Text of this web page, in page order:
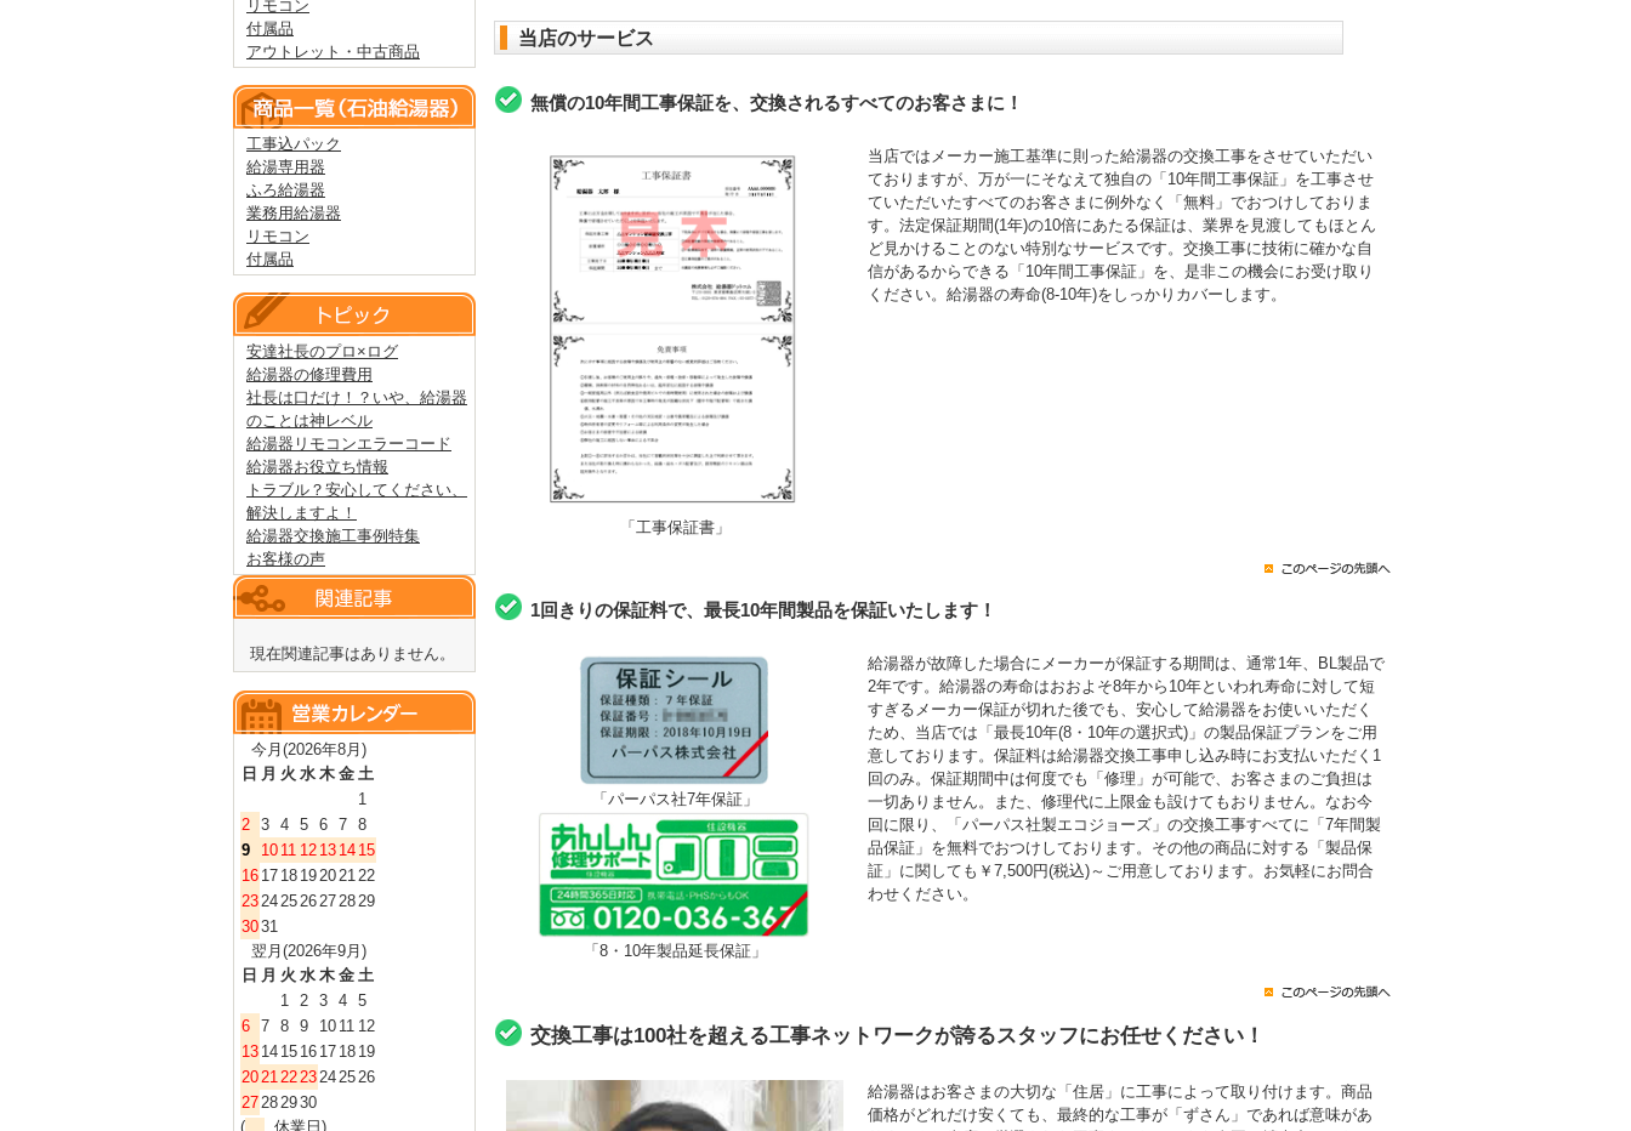
当店のサービス
無償の10年間工事保証を、交換されるすべてのお客さまに！
「工事保証書」
当店ではメーカー施工基準に則った給湯器の交換工事をさせていただい
ておりますが、万が一にそなえて独自の「10年間工事保証」を工事させ
ていただいたすべてのお客さまに例外なく「無料」でおつけしておりま
す。法定保証期間(1年)の10倍にあたる保証は、業界を見渡してもほとん
ど見かけることのない特別なサービスです。交換工事に技術に確かな自
信があるからできる「10年間工事保証」を、是非この機会にお受け取り
ください。給湯器の寿命(8-10年)をしっかりカバーします。
1回きりの保証料で、最長10年間製品を保証いたします！
「パーパス社7年保証」
「8・10年製品延長保証」
給湯器が故障した場合にメーカーが保証する期間は、通常1年、BL製品で
2年です。給湯器の寿命はおおよそ8年から10年といわれ寿命に対して短
すぎるメーカー保証が切れた後でも、安心して給湯器をお使いいただく
ため、当店では「最長10年(8・10年の選択式)」の製品保証プランをご用
意しております。保証料は給湯器交換工事申し込み時にお支払いただく1
回のみ。保証期間中は何度でも「修理」が可能で、お客さまのご負担は
一切ありません。また、修理代に上限金も設けてもおりません。なお今
回に限り、「パーパス社製エコジョーズ」の交換工事すべてに「7年間製
品保証」を無料でおつけしております。その他の商品に対する「製品保
証」に関しても￥7,500円(税込)～ご用意しております。お気軽にお問合
わせください。
交換工事は100社を超える工事ネットワークが誇るスタッフにお任せください！
給湯器はお客さまの大切な「住居」に工事によって取り付けます。商品
価格がどれだけ安くても、最終的な工事が「ずさん」であれば意味があ
リモコン
付属品
アウトレット・中古商品
工事込パック
給湯専用器
ふろ給湯器
業務用給湯器
リモコン
付属品
安達社長のプロ×ログ
給湯器の修理費用
社長は口だけ！？いや、給湯器
のことは神レベル
給湯器リモコンエラーコード
給湯器お役立ち情報
トラブル？安心してください、
解決しますよ！
給湯器交換施工事例特集
お客様の声
現在関連記事はありません。
今月(2026年8月)
日 月 火 水 木 金 土
1
2 3 4 5 6 7 8
9
10 11 12 13 14 15
16 17 18 19202122
23242526272829
3031
翌月(2026年9月)
日 月 火 水 木 金 土
1 2 3 4 5
6 7 8 9 10 11 12
13 14 15 16 17 18 19
20212223242526
27282930
(
休業日)